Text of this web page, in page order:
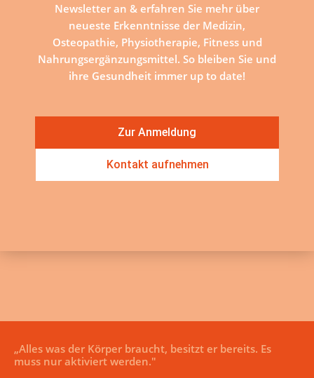
Newsletter an & erfahren Sie mehr über
neueste Erkenntnisse der Medizin,
Osteopathie, Physiotherapie, Fitness und
Nahrungsergänzungsmittel. So bleiben Sie und
ihre Gesundheit immer up to date!
Zur Anmeldung
Kontakt aufnehmen
„Alles was der Körper braucht, besitzt er bereits. Es
muss nur aktiviert werden."